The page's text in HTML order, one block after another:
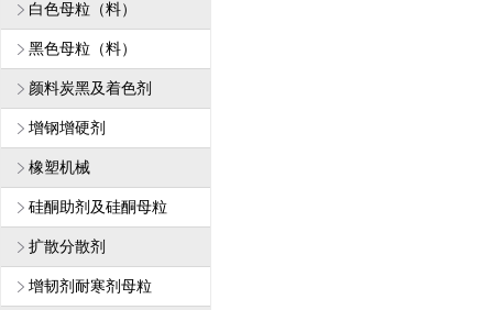
白色母粒（料）
黑色母粒（料）
颜料炭黑及着色剂
增钢增硬剂
橡塑机械
硅酮助剂及硅酮母粒
扩散分散剂
增韧剂耐寒剂母粒